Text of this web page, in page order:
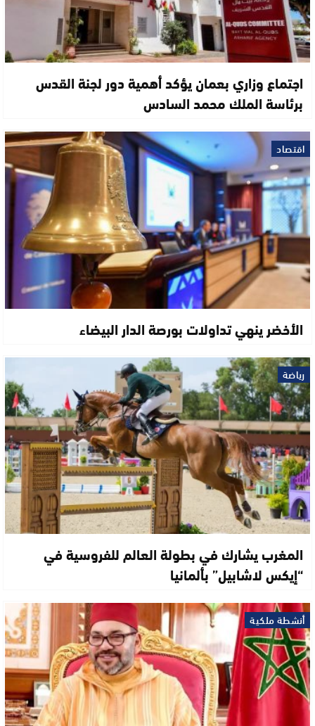
اجتماع وزاري بعمان يؤكد أهمية دور لجنة القدس
برئاسة الملك محمد السادس
اقتصاد
الأخضر ينهي تداولات بورصة الدار البيضاء
رياضة
المغرب يشارك في بطولة العالم للفروسية في
“إيكس لاشابيل” بألمانيا
أنشطة ملكية